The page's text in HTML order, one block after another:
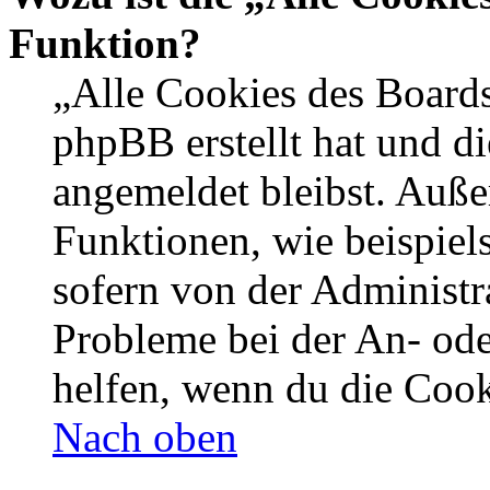
Funktion?
„Alle Cookies des
phpBB erstellt hat und
angemeldet bleibst.
Funktionen, wie
sofern von der
Probleme bei der An-
helfen, wenn du die
Nach oben